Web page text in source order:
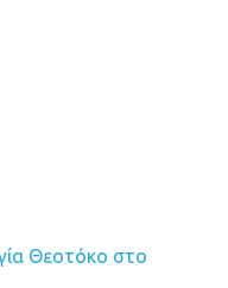
Θεοτόκο στο